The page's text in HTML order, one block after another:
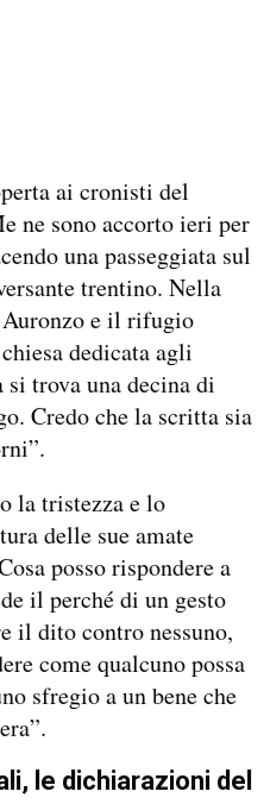
ai cronisti del
ne sono accorto ieri per
una passeggiata sul
trentino. Nella
e il rifugio
dedicata agli
trova una decina di
Credo che la scritta sia
la tristezza e lo
delle sue amate
posso rispondere a
il perché di un gesto
il dito contro nessuno,
come qualcuno possa
sfregio a un bene che
le dichiarazioni del